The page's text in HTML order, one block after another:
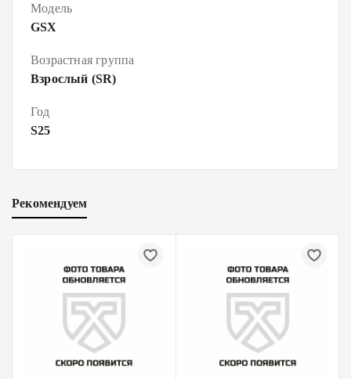
Модель
GSX
Возрастная группа
Взрослый (SR)
Год
S25
Рекомендуем